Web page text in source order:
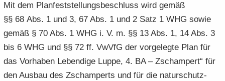
Mit dem Plan­fest­stel­lungs­be­schluss wird gemäß
§§ 68 Abs. 1 und 3, 67 Abs. 1 und 2 Satz 1 WHG sowie
gemäß § 70 Abs. 1 WHG i. V. m. §§ 13 Abs. 1, 14 Abs. 3
bis 6 WHG und §§ 72 ff. VwVfG der vor­ge­leg­te Plan für
das Vor­ha­ben Le­ben­di­ge Luppe, 4. BA – Zscham­pert“ für
den Aus­bau des Zscham­perts und für die na­tur­schutz­